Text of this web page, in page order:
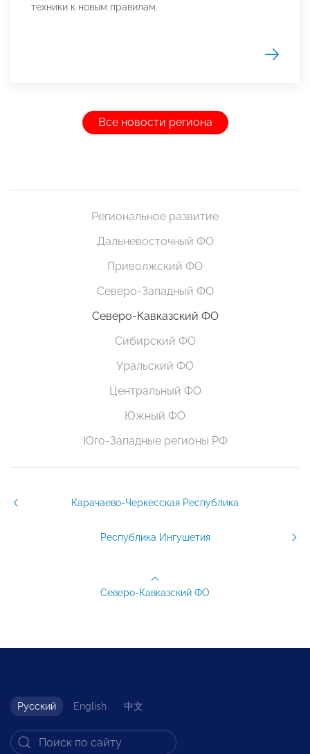
техники к новым правилам.
Все новости региона
Региональное развитие
Дальневосточный ФО
Приволжский ФО
Северо-Западный ФО
Северо-Кавказский ФО
Сибирский ФО
Уральский ФО
Центральный ФО
Южный ФО
Юго-Западные регионы РФ
Карачаево-Черкесская Республика
Республика Ингушетия
Северо-Кавказский ФО
Русский English 中文